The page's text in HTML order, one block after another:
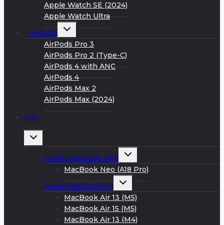
Apple Watch SE (2024)
Apple Watch Ultra
AirPods
Развернуть
меню
AirPods Pro 3
AirPods Pro 2 (Type-C)
AirPods 4 with ANC
AirPods 4
AirPods Max 2
AirPods Max (2024)
Mac
Развернуть
Apple MacBook Neo
Развернуть
меню
MacBook Neo (A18 Pro)
Apple MacBook Air
Развернуть
меню
MacBook Air 13 (M5)
MacBook Air 15 (M5)
MacBook Air 13 (M4)